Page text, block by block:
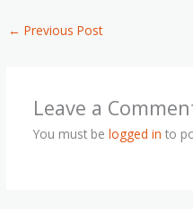
← Previous Post
Leave a
You must be logged in to